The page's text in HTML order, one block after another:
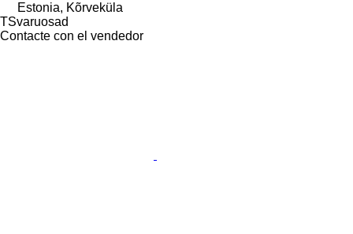
Estonia, Kõrveküla
TSvaruosad
Contacte con el vendedor